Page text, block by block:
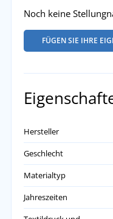
Noch keine
FÜGEN SIE IHRE
Hersteller
Geschlecht
Materialtyp
Jahreszeiten